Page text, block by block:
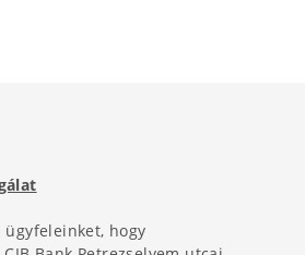
ügyfeleinket, hogy